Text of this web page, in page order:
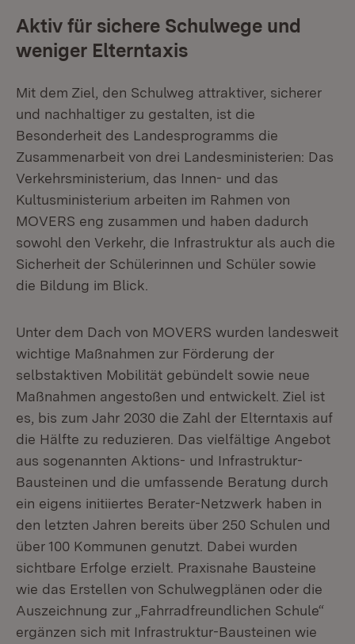
Aktiv für sichere Schulwege und
weniger Elterntaxis
Mit dem Ziel, den Schulweg attraktiver, sicherer
und nachhaltiger zu gestalten, ist die
Besonderheit des Landesprogramms die
Zusammenarbeit von drei Landesministerien: Das
Verkehrsministerium, das Innen- und das
Kultusministerium arbeiten im Rahmen von
MOVERS eng zusammen und haben dadurch
sowohl den Verkehr, die Infrastruktur als auch die
Sicherheit der Schülerinnen und Schüler sowie
die Bildung im Blick.
Unter dem Dach von MOVERS wurden landesweit
wichtige Maßnahmen zur Förderung der
selbstaktiven Mobilität gebündelt sowie neue
Maßnahmen angestoßen und entwickelt. Ziel ist
es, bis zum Jahr 2030 die Zahl der Elterntaxis auf
die Hälfte zu reduzieren. Das vielfältige Angebot
aus sogenannten Aktions- und Infrastruktur-
Bausteinen und die umfassende Beratung durch
ein eigens initiiertes Berater-Netzwerk haben in
den letzten Jahren bereits über 250 Schulen und
über 100 Kommunen genutzt. Dabei wurden
sichtbare Erfolge erzielt. Praxisnahe Bausteine
wie das Erstellen von Schulwegplänen oder die
Auszeichnung zur „Fahrradfreundlichen Schule“
ergänzen sich mit Infrastruktur-Bausteinen wie